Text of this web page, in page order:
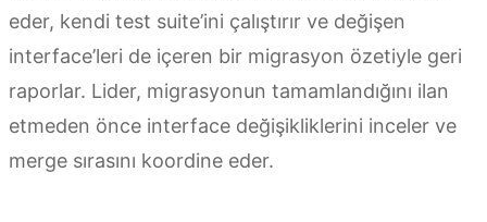
eder, kendi test suite’ini çalıştırır ve değişen
interface’leri de içeren bir migrasyon özetiyle geri
raporlar. Lider, migrasyonun tamamlandığını ilan
etmeden önce interface değişikliklerini inceler ve
merge sırasını koordine eder.